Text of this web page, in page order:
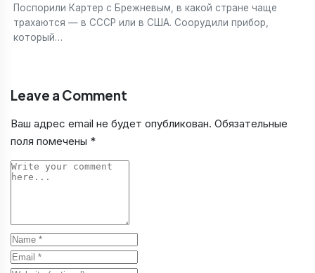
Поспорили Картер с Брежневым, в какой стране чаще
трахаются — в СССР или в США. Соорудили прибор,
который…
Leave a Comment
Ваш адрес email не будет опубликован. Обязательные
поля помечены *
Comment
Name
Email